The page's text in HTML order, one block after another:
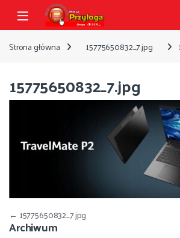
Przejdź do nawigacji
Przejdź do treści
Open
Strona główna 15775650832_7.jpg
15775650832_7.jpg
Nawigacja wpisu
← 15775650832_7.jpg
Archiwum